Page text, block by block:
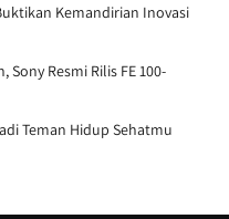
Kemandirian Inovasi
Resmi Rilis FE 100-
Teman Hidup Sehatmu